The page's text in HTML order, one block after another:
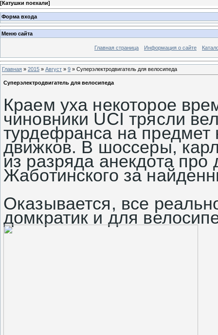
[Катушки поехали]
Форма входа
Меню сайта
Главная страница Информация о сайте
Главная » 2015 » Август » 9 » Суперэлектродвигатель для велосипеда
Суперэлектродвигатель для велосипеда
Краем уха некоторое
чиновники UCI трясли
турдефранса на
движков. В шоссеры,
из разряда анекдота
Жаботинского за
Оказывается, все
домкратик и для